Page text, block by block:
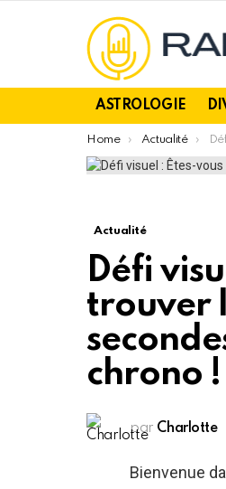
ASTROLOGIE
You are here:
Home Actualité Défi
Actualité
Défi
trouver
chrono !
par Charlotte
Bienvenue